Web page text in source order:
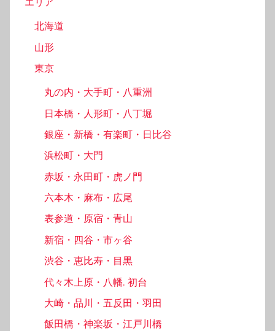
北海道
山形
東京
丸の内・大手町・八重洲
日本橋・人形町・八丁堀
銀座・新橋・有楽町・日比谷
浜松町・大門
赤坂・永田町・虎ノ門
六本木・麻布・広尾
表参道・原宿・青山
新宿・四谷・市ヶ谷
渋谷・恵比寿・目黒
代々木上原・八幡, 初台
大崎・品川・五反田・羽田
飯田橋・神楽坂・江戸川橋